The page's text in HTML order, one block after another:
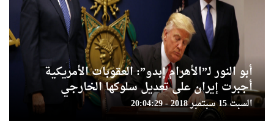
أبو النور لـ”الأهرام إبدو”: العقوبات الأمريكية
أجبرت إيران على تعديل سلوكها الخارجي
السبت 15 سبتمبر 2018 - 20:04:29